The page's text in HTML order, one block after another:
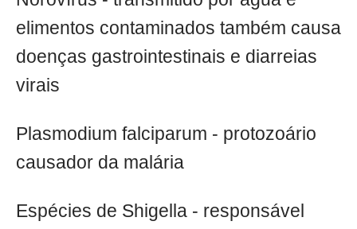
elimentos contaminados também causa
doenças gastrointestinais e diarreias
virais
Plasmodium falciparum - protozoário
causador da malária
Espécies de Shigella - responsável